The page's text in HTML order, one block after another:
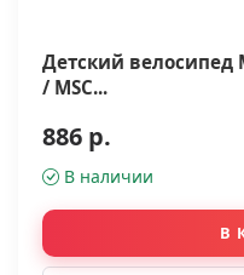
Детский велосипед
/ MSC...
886 р.
В наличии
В